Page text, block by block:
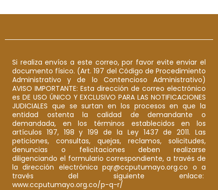
Si realiza envíos a este correo, por favor evite enviar el
documento físico. (Art. 197 del Código de Procedimiento
Administrativo y de lo Contencioso Administrativo)
AVISO IMPORTANTE: Esta dirección de correo electrónico
es DE USO ÚNICO Y EXCLUSIVO PARA LAS NOTIFICACIONES
JUDICIALES que se surtan en los procesos en que la
entidad ostenta la calidad de demandante o
demandada, en los términos establecidos en los
artículos 197, 198 y 199 de la Ley 1437 de 2011. Las
peticiones, consultas, quejas, reclamos, solicitudes,
denuncias o felicitaciones deben realizarse
diligenciando el formulario correspondiente, a través de
la dirección electrónica pqr@ccputumayo.org.co o a
través del siguiente enlace:
www.ccputumayo.org.co/p-q-r/